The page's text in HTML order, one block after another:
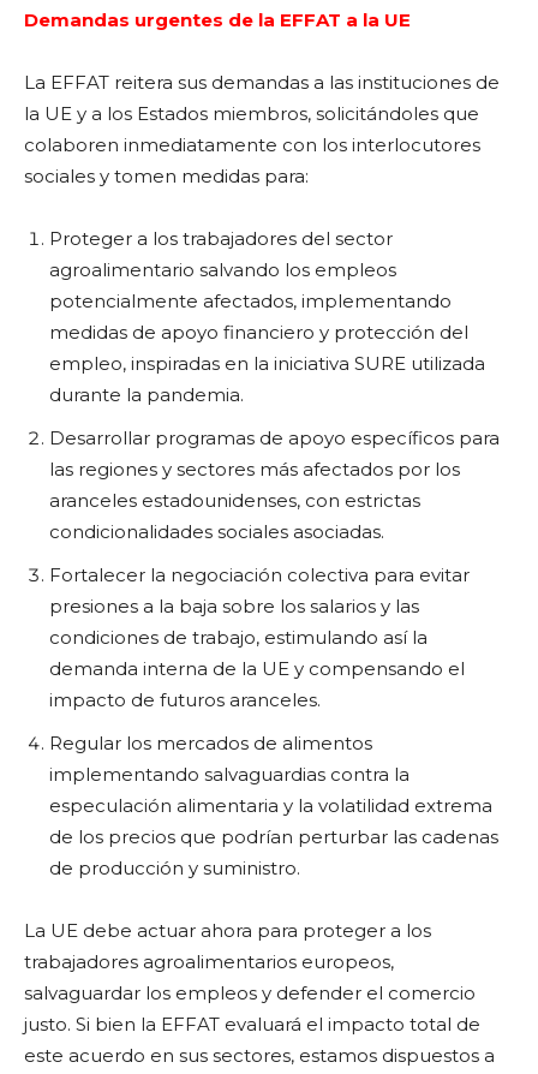
Demandas urgentes de la EFFAT a la UE
La EFFAT reitera sus demandas a las instituciones de
la UE y a los Estados miembros, solicitándoles que
colaboren inmediatamente con los interlocutores
sociales y tomen medidas para:
Proteger a los trabajadores del sector
agroalimentario salvando los empleos
potencialmente afectados, implementando
medidas de apoyo financiero y protección del
empleo, inspiradas en la iniciativa SURE utilizada
durante la pandemia.
Desarrollar programas de apoyo específicos para
las regiones y sectores más afectados por los
aranceles estadounidenses, con estrictas
condicionalidades sociales asociadas.
Fortalecer la negociación colectiva para evitar
presiones a la baja sobre los salarios y las
condiciones de trabajo, estimulando así la
demanda interna de la UE y compensando el
impacto de futuros aranceles.
Regular los mercados de alimentos
implementando salvaguardias contra la
especulación alimentaria y la volatilidad extrema
de los precios que podrían perturbar las cadenas
de producción y suministro.
La UE debe actuar ahora para proteger a los
trabajadores agroalimentarios europeos,
salvaguardar los empleos y defender el comercio
justo. Si bien la EFFAT evaluará el impacto total de
este acuerdo en sus sectores, estamos dispuestos a